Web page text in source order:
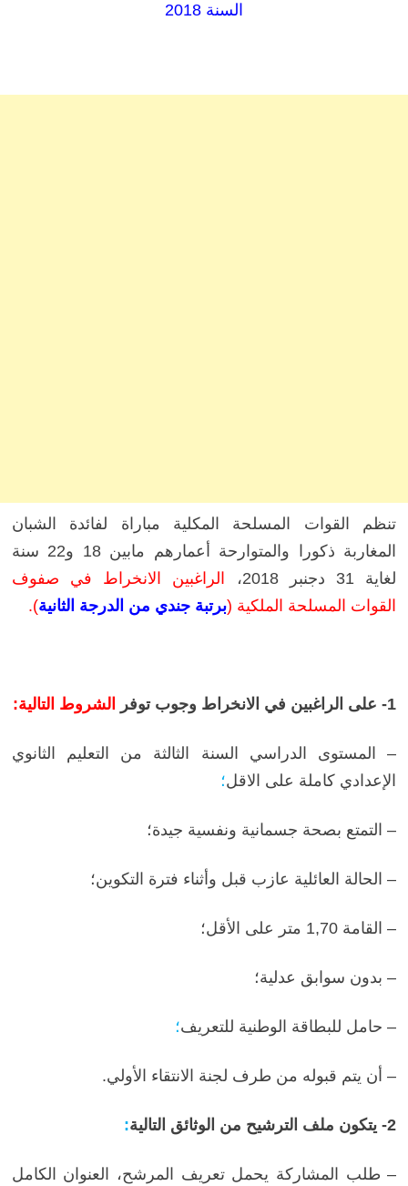
السنة 2018
تنظم القوات المسلحة المكلية مباراة لفائدة الشبان
المغاربة ذكورا والمتوارحة أعمارهم مابين 18 و22 سنة
لغاية 31 دجنبر 2018،
الراغبين الانخراط في صفوف
القوات المسلحة الملكية (برتبة جندي من الدرجة الثانية).
1- على الراغبين في الانخراط وجوب توفر الشروط التالية:
– المستوى الدراسي السنة الثالثة من التعليم الثانوي
الإعدادي كاملة على الاقل؛
– التمتع بصحة جسمانية ونفسية جيدة؛
– الحالة العائلية عازب قبل وأثناء فترة التكوين؛
– القامة 1,70 متر على الأقل؛
– بدون سوابق عدلية؛
– حامل للبطاقة الوطنية للتعريف؛
– أن يتم قبوله من طرف لجنة الانتقاء الأولي.
2- يتكون ملف الترشيح من الوثائق التالية :
– طلب المشاركة يحمل تعريف المرشح، العنوان الكامل